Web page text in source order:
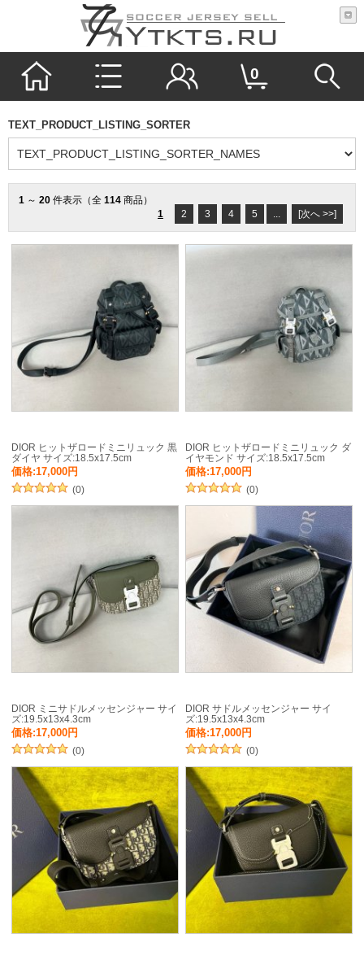
0
TEXT_PRODUCT_LISTING_SORTER
1 ～ 20 件表示（全 114 商品）
1
2 3 4 5 ... [次へ >>]
DIOR ヒットザロードミニリュック 黒
ダイヤ サイズ:18.5x17.5cm
価格:17,000円
(0)
DIOR ヒットザロードミニリュック ダ
イヤモンド サイズ:18.5x17.5cm
価格:17,000円
(0)
DIOR ミニサドルメッセンジャー サイ
ズ:19.5x13x4.3cm
価格:17,000円
(0)
DIOR サドルメッセンジャー サイ
ズ:19.5x13x4.3cm
価格:17,000円
(0)